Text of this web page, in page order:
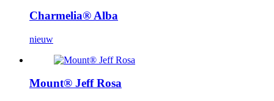
Charmelia® Alba
nieuw
Mount® Jeff Rosa